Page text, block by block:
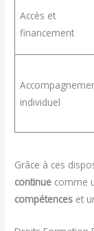
Accès et
financement
individuel
Grâce à ces
continue comme
compétences et